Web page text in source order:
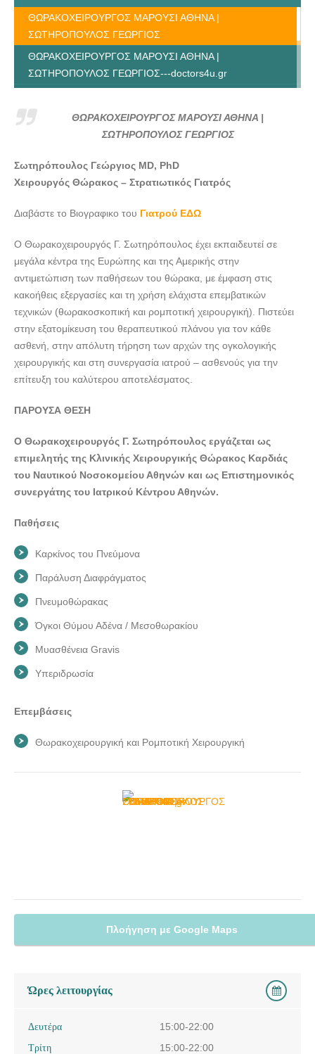
ΘΩΡΑΚΟΧΕΙΡΟΥΡΓΟΣ ΜΑΡΟΥΣΙ ΑΘΗΝΑ |
ΣΩΤΗΡΟΠΟΥΛΟΣ ΓΕΩΡΓΙΟΣ
ΘΩΡΑΚΟΧΕΙΡΟΥΡΓΟΣ ΜΑΡΟΥΣΙ ΑΘΗΝΑ |
ΣΩΤΗΡΟΠΟΥΛΟΣ ΓΕΩΡΓΙΟΣ---doctors4u.gr
ΣΩΤΗΡΟΠΟΥΛΟΣ ΓΕΩΡΓΙΟΣ---doctors4u.gr
ΘΩΡΑΚΟΧΕΙΡΟΥΡΓΟΣ ΜΑΡΟΥΣΙ ΑΘΗΝΑ |
ΘΩΡΑΚΟΧΕΙΡΟΥΡΓΟΣ ΜΑΡΟΥΣΙ ΑΘΗΝΑ |
ΣΩΤΗΡΟΠΟΥΛΟΣ ΓΕΩΡΓΙΟΣ---doctors4u.gr
ΘΩΡΑΚΟΧΕΙΡΟΥΡΓΟΣ ΜΑΡΟΥΣΙ ΑΘΗΝΑ |
ΣΩΤΗΡΟΠΟΥΛΟΣ ΓΕΩΡΓΙΟΣ
Σωτηρόπουλος Γεώργιος MD, PhD
Χειρουργός Θώρακος – Στρατιωτικός Γιατρός
Διαβάστε το Βιογραφικο του Γιατρού ΕΔΩ
Ο Θωρακοχειρουργός Γ. Σωτηρόπουλος έχει εκπαιδευτεί σε
μεγάλα κέντρα της Ευρώπης και της Αμερικής στην
αντιμετώπιση των παθήσεων του θώρακα, με έμφαση στις
κακοήθεις εξεργασίες και τη χρήση ελάχιστα επεμβατικών
τεχνικών (θωρακοσκοπική και ρομποτική χειρουργική). Πιστεύει
στην εξατομίκευση του θεραπευτικού πλάνου για τον κάθε
ασθενή, στην απόλυτη τήρηση των αρχών της ογκολογικής
χειρουργικής και στη συνεργασία ιατρού – ασθενούς για την
επίτευξη του καλύτερου αποτελέσματος.
ΠΑΡΟΥΣΑ ΘΕΣΗ
Ο Θωρακοχειρουργός Γ. Σωτηρόπουλος εργάζεται ως
επιμελητής της Κλινικής Χειρουργικής Θώρακος Καρδιάς
του Ναυτικού Νοσοκομείου Αθηνών και ως Επιστημονικός
συνεργάτης του Ιατρικού Κέντρου Αθηνών.
Παθήσεις
Καρκίνος του Πνεύμονα
Παράλυση Διαφράγματος
Πνευμοθώρακας
Όγκοι Θύμου Αδένα / Μεσοθωρακίου
Μυασθένεια Gravis
Υπεριδρωσία
Επεμβάσεις
Θωρακοχειρουργική και Ρομποτική Χειρουργική
Πλοήγηση με Google Maps
Ώρες λειτουργίας
Δευτέρα
15:00-22:00
Τρίτη
15:00-22:00